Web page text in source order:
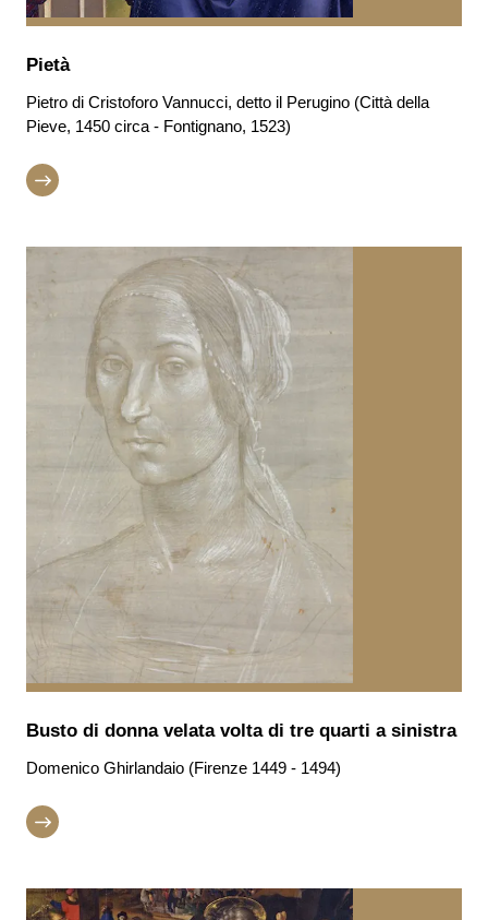
Pietà
Pietro di Cristoforo Vannucci, detto il Perugino (Città della
Pieve, 1450 circa - Fontignano, 1523)
Busto di donna velata volta di tre quarti a sinistra
Domenico Ghirlandaio (Firenze 1449 - 1494)